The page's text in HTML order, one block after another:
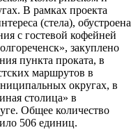
В рамках проекта
(стела), обустроена
с гостевой кофейней
закуплено
пункта проката, в
маршрутов в
округах, в
столица» в
Общее количество
506 единиц.